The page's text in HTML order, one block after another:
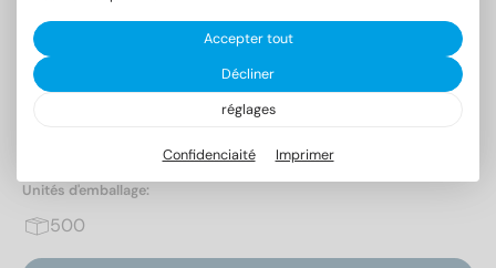
DIN 963 A4 M 3,5X18
Vis à tête fraisée fendue
Unités d'emballage:
500
Accepter tout
Décliner
réglages
Confidenciaité Imprimer